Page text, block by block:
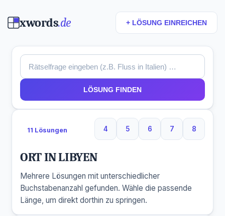
xwords.de + LÖSUNG EINREICHEN
LÖSUNG FINDEN
11 Lösungen 4
4 Buchstaben
5
5 Buchstaben
6
6 Buchstaben
7
7 Buchstaben
8
8
ORT IN LIBYEN
Mehrere Lösungen mit unterschiedlicher
Buchstabenanzahl gefunden. Wähle die passende
Länge, um direkt dorthin zu springen.